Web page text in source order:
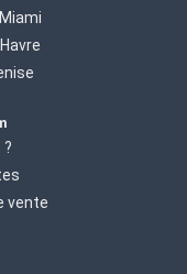
vente